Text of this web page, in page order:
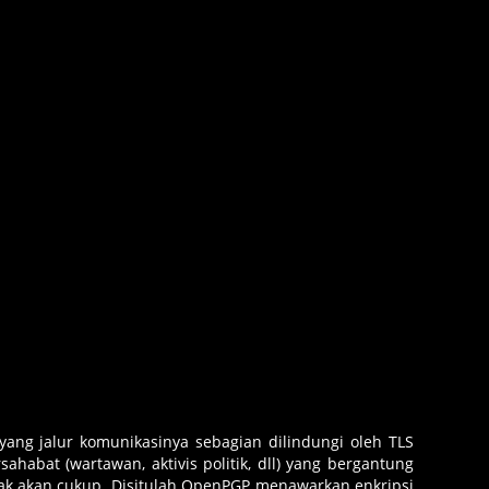
jalur komunikasinya sebagian dilindungi oleh TLS
(wartawan, aktivis politik, dll) yang bergantung